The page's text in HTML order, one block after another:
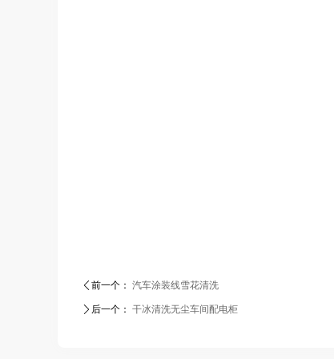
ꄴ 前一个： 汽车涂装线雪花清洗
ꄲ 后一个： 干冰清洗无尘车间配电柜